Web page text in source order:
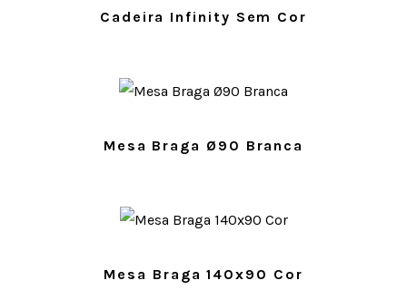
Cadeira Infinity Sem Cor
Mesa Braga Ø90 Branca
Mesa Braga 140x90 Cor